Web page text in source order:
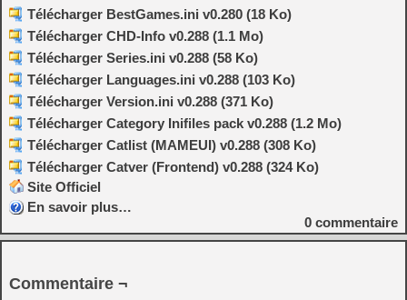
Télécharger BestGames.ini v0.280 (18 Ko)
Télécharger CHD-Info v0.288 (1.1 Mo)
Télécharger Series.ini v0.288 (58 Ko)
Télécharger Languages.ini v0.288 (103 Ko)
Télécharger Version.ini v0.288 (371 Ko)
Télécharger Category Inifiles pack v0.288 (1.2 Mo)
Télécharger Catlist (MAMEUI) v0.288 (308 Ko)
Télécharger Catver (Frontend) v0.288 (324 Ko)
Site Officiel
En savoir plus…
0 commentaire
Commentaire ¬